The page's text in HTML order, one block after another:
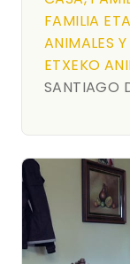
FAMILIA
ANIMALES
ETXEKO
SANTIAGO